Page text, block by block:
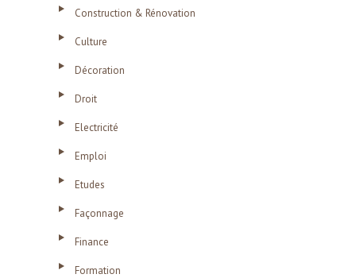
Construction & Rénovation
Culture
Décoration
Droit
Electricité
Emploi
Etudes
Façonnage
Finance
Formation